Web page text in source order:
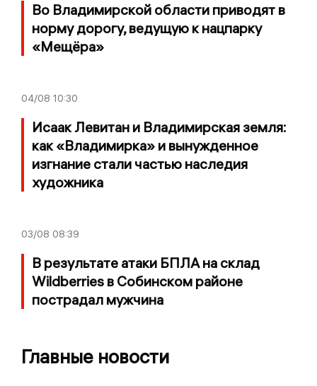
Во Владимирской области приводят в
норму дорогу, ведущую к нацпарку
«Мещёра»
04/08 10:30
Исаак Левитан и Владимирская земля:
как «Владимирка» и вынужденное
изгнание стали частью наследия
художника
03/08 08:39
В результате атаки БПЛА на склад
Wildberries в Собинском районе
пострадал мужчина
Главные новости